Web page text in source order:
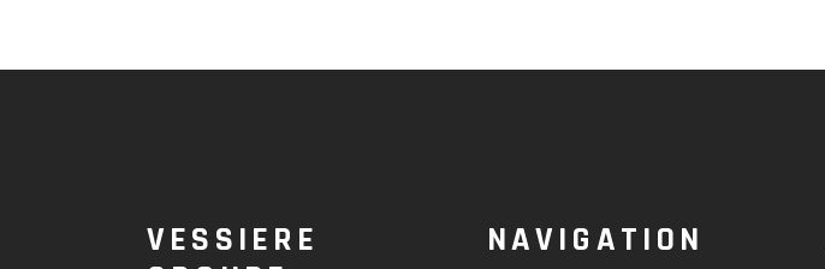
VESSIERE
NAVIGATION